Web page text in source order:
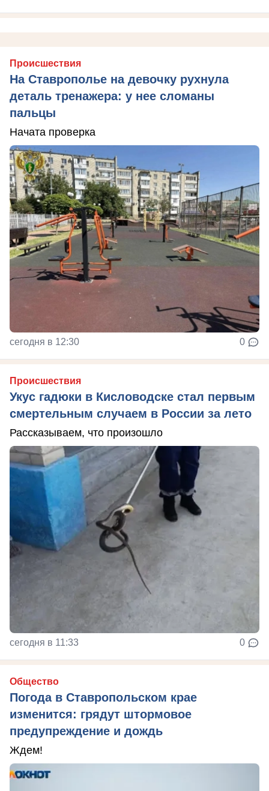
Происшествия
На Ставрополье на девочку рухнула
деталь тренажера: у нее сломаны
пальцы
Начата проверка
сегодня в 12:30 0
Происшествия
Укус гадюки в Кисловодске стал первым
смертельным случаем в России за лето
Рассказываем, что произошло
сегодня в 11:33 0
Общество
Погода в Ставропольском крае
изменится: грядут штормовое
предупреждение и дождь
Ждем!